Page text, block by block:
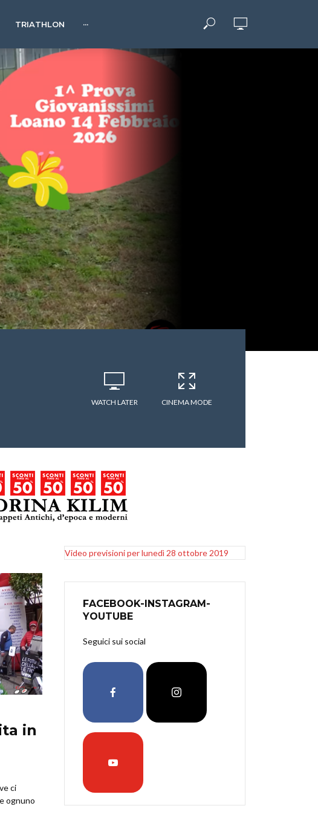
TRIATHLON ···
WATCH LATER CINEMA MODE
in
ci
ognuno
Video previsioni per lunedì 28 ottobre 2019
FACEBOOK-INSTAGRAM-
YOUTUBE
Seguici sui social